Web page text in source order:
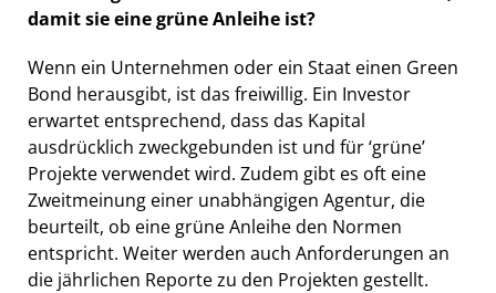
damit sie eine grüne Anleihe ist?
Wenn ein Unternehmen oder ein Staat einen Green
Bond herausgibt, ist das freiwillig. Ein Investor
erwartet entsprechend, dass das Kapital
ausdrücklich zweckgebunden ist und für ‘grüne’
Projekte verwendet wird. Zudem gibt es oft eine
Zweitmeinung einer unabhängigen Agentur, die
beurteilt, ob eine grüne Anleihe den Normen
entspricht. Weiter werden auch Anforderungen an
die jährlichen Reporte zu den Projekten gestellt.